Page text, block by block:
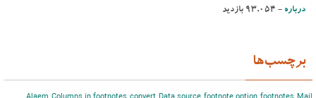
درباره - ‌93,054 بازدید
برچسب‌ها